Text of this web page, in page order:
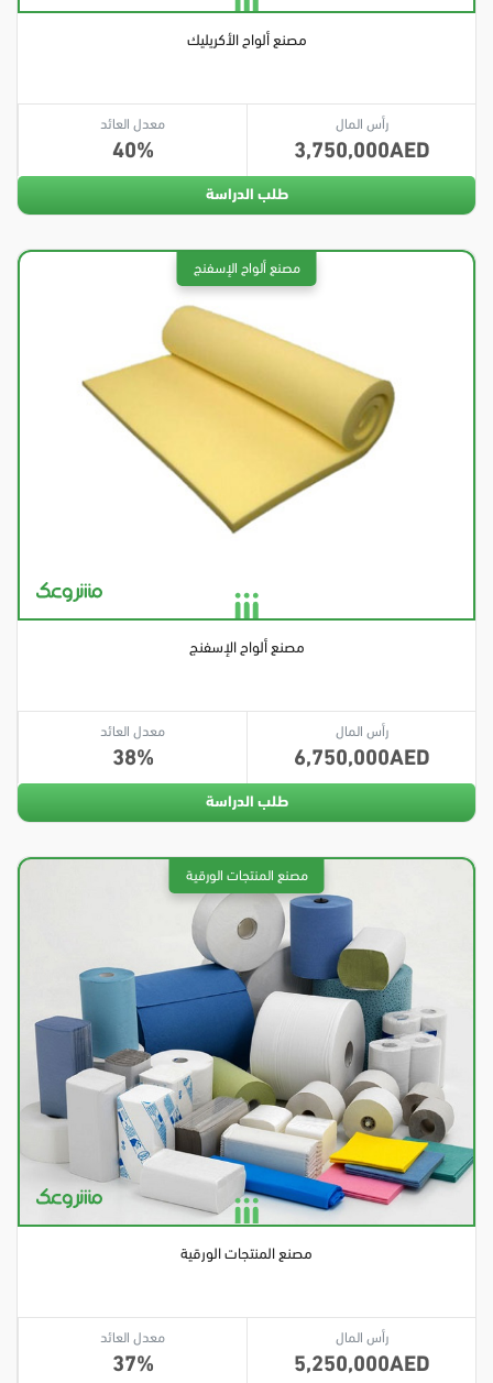
مصنع ألواح الأكريليك
رأس المال
3,750,000
معدل العائد
40
طلب الدراسة
مصنع ألواح الإسفنج
رأس المال
6,750,000
معدل العائد
38
طلب الدراسة
مصنع المنتجات الورقية
رأس المال
5,250,000
معدل العائد
37